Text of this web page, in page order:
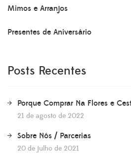
Mimos e Arranjos
Presentes de Aniversário
Posts Recentes
Porque Comprar Na Flores e
21 de agosto de 2022
Sobre Nós / Parcerias
20 de julho de 2021